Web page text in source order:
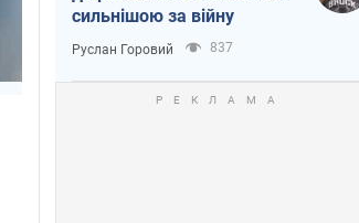
сильнішою за війну
Руслан Горовий 837